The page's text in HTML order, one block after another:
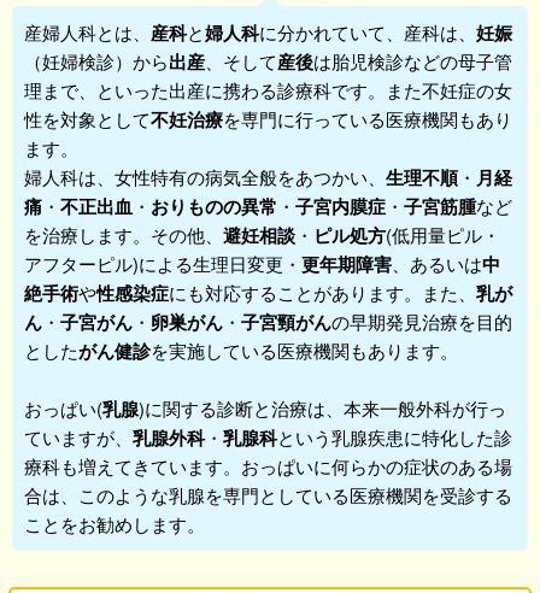
産婦人科とは、 産科と婦人科に分かれていて、産科は、 妊娠
（妊婦検診）から出産 、そして産後は胎児検診などの母子管
理まで、といった出産に携わる診療科です。また不妊症の女
性を対象として不妊治療を専門に行っている医療機関もあり
ます。
婦人科は、女性特有の病気全般をあつかい、 生理不順・ 月経
痛 ・ 不正出血 ・ おりものの異常 ・ 子宮内膜症 ・ 子宮筋腫など
を治療します。その他、 避妊相談 ・ ピル処方(低用量ピル・
アフターピル)による生理日変更・ 更年期障害 、あるいは中
絶手術や性感染症にも対応することがあります。また、 乳が
ん ・ 子宮がん ・ 卵巣がん ・ 子宮頸がんの早期発見治療を目的
としたがん健診を実施している医療機関もあります。
おっぱい(乳腺)に関する診断と治療は、本来一般外科が行っ
ていますが、 乳腺外科・ 乳腺科という乳腺疾患に特化した診
療科も増えてきています。おっぱいに何らかの症状のある場
合は、このような乳腺を専門としている医療機関を受診する
ことをお勧めします。